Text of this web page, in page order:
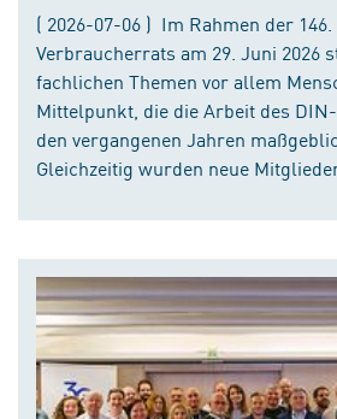
( 2026-07-06 ) Im Rahmen der
Verbraucherrats am 29. Juni 2026
fachlichen Themen vor allem
Mittelpunkt, die die Arbeit des
den vergangenen Jahren
Gleichzeitig wurden neue